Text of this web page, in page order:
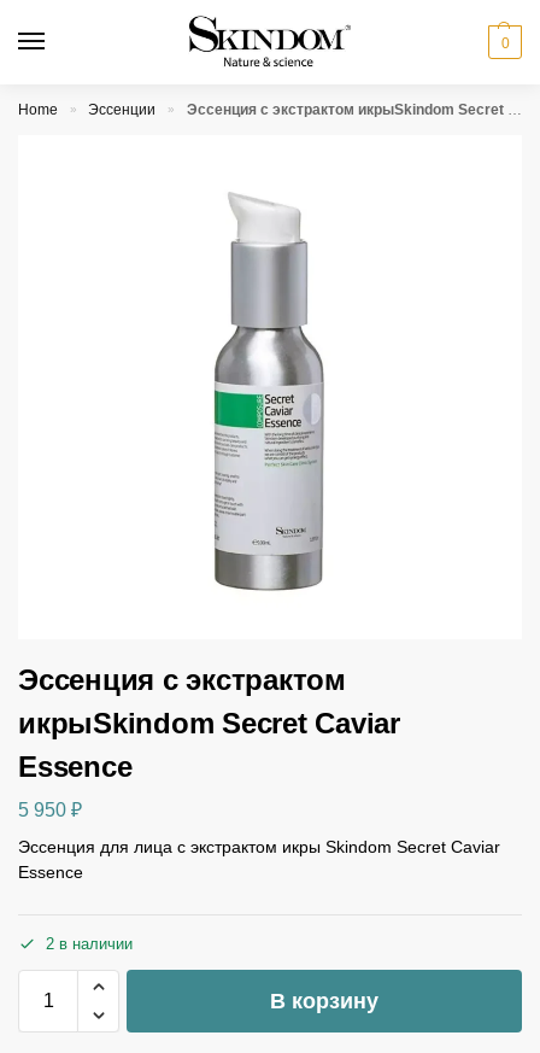
0
Home » Эссенции » Эссенция с экстрактом икрыSkindom Secret Caviar Essence
Эссенция с экстрактом
икрыSkindom Secret Caviar
Essence
5 950 ₽
Эссенция для лица с экстрактом икры Skindom Secret Caviar
Essence
2 в наличии
В корзину